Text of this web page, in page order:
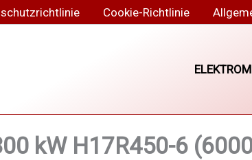
Cookie-Richtlinie
kW H17R450-6